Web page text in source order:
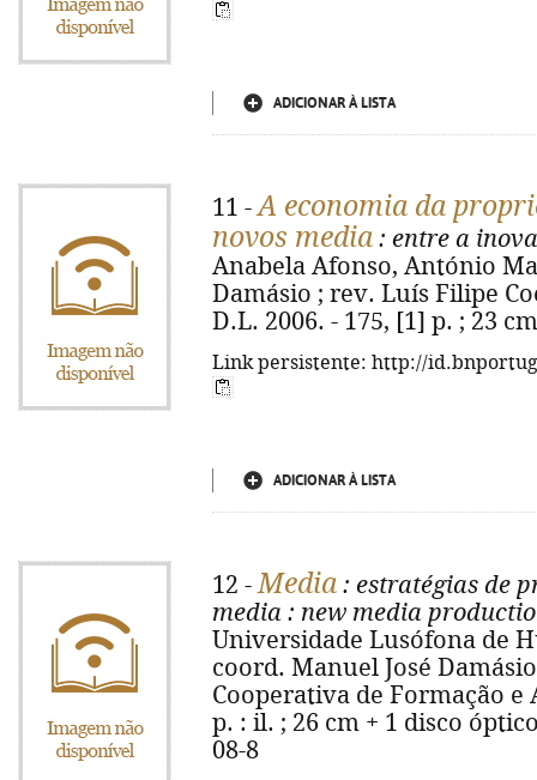
ADICIONAR À LISTA
11 -A economia da
novos media : entre a
Anabela Afonso, António
Damásio ; rev. Luís Filipe
D.L. 2006. - 175, [1] p. ; 23
Link persistente: http://
ADICIONAR À LISTA
12 -Media : estratégias de
media : new media
Universidade Lusófona de
coord. Manuel José
Cooperativa de Formação e
p. : il. ; 26 cm + 1 disco
08-8